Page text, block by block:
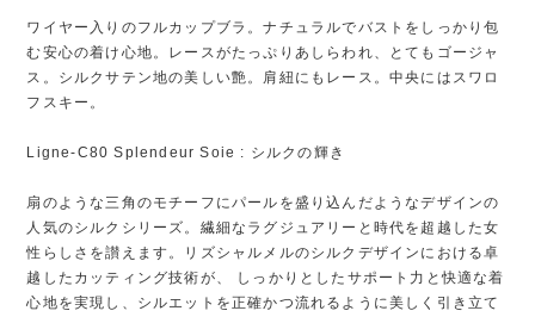
ワイヤー入りのフルカップブラ。ナチュラルでバストをしっかり包
む安心の着け心地。レースがたっぷりあしらわれ、とてもゴージャ
ス。シルクサテン地の美しい艶。肩紐にもレース。中央にはスワロ
フスキー。
Ligne-C80 Splendeur Soie : シルクの輝き
扇のような三角のモチーフにパールを盛り込んだようなデザインの
人気のシルクシリーズ。繊細なラグジュアリーと時代を超越した女
性らしさを讃えます。リズシャルメルのシルクデザインにおける卓
越したカッティング技術が、 しっかりとしたサポート力と快適な着
心地を実現し、シルエットを正確かつ流れるように美しく引き立て